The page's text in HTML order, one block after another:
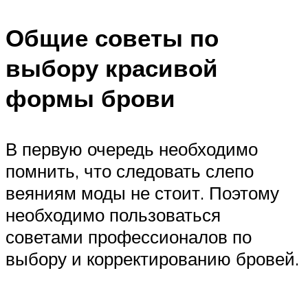
Общие советы по
выбору красивой
формы брови
В первую очередь необходимо
помнить, что следовать слепо
веяниям моды не стоит. Поэтому
необходимо пользоваться
советами профессионалов по
выбору и корректированию бровей.